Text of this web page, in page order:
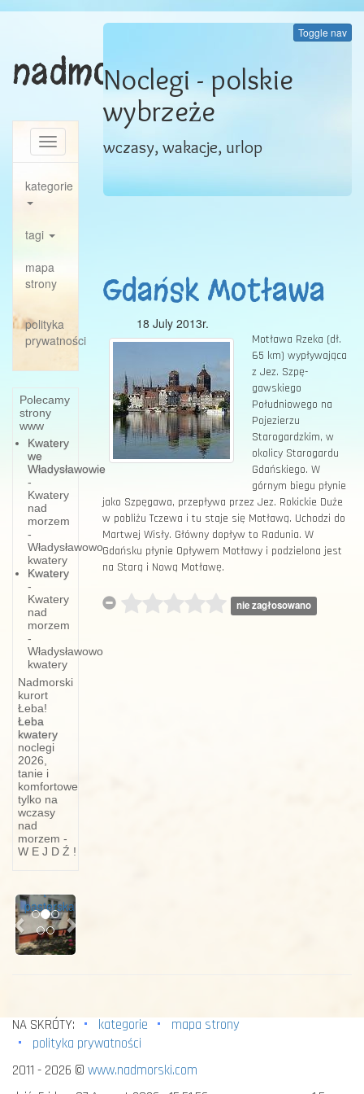
nadmorski.com
Toggle
navigation
kategorie
tagi
mapa
strony
polityka
prywatności
Polecamy
strony
www
Kwatery
we
Władysławowie
-
Kwatery
nad
morzem
-
Władysławowo
kwatery
Kwatery
-
Kwatery
nad
morzem
-
Władysławowo
kwatery
Nadmorski
kurort
Łeba!
Łeba
kwatery
noclegi
2026,
tanie i
komfortowe
tylko na
wczasy
nad
morzem -
W E J D Ź !
Bazuna
BAZUNA
-To
wielka
drewniana
ka­
pasterska.
PreviousNext
Toggle nav
Noclegi - polskie
wybrzeże
wczasy, wakacje, urlop
Gdańsk Motława
18 July 2013r.
Motława Rzeka (dł.
65 km) wypływająca
z Jez. Szpę-
gawskiego
Południowego na
Pojezierzu
Starogardzkim, w
okolicy Starogardu
Gdańskiego. W
górnym biegu płynie
jako Szpęgawa, przepływa przez Jez. Rokickie Duże
w pobliżu Tczewa i tu staje się Motławą. Uchodzi do
Martwej Wisły. Główny dopływ to Radunia. W
Gdańsku płynie Opływem Motławy i podzielona jest
na Starą i Nową Motławę.
nie zagłosowano
NA SKRÓTY: kategorie
mapa strony
polityka prywatności
2011 - 2026 © www.nadmorski.com